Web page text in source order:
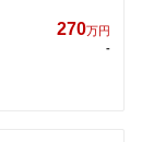
270万円
-